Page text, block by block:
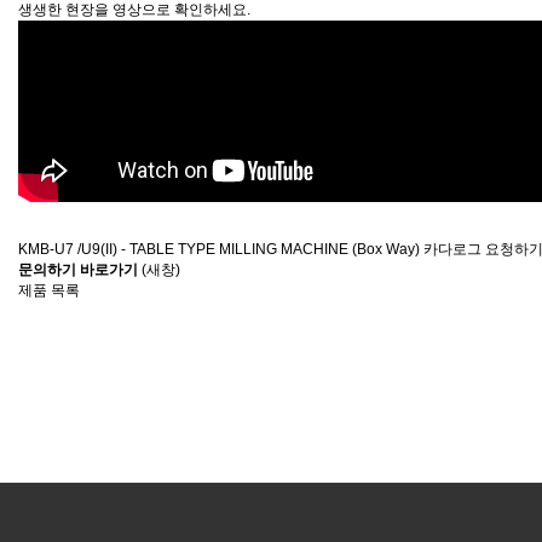
생생한 현장을 영상으로 확인하세요.
KMB-U7 /U9(II) - TABLE TYPE MILLING MACHINE (Box Way) 카다로그 요청하기
문의하기 바로가기 (새창)
제품 목록